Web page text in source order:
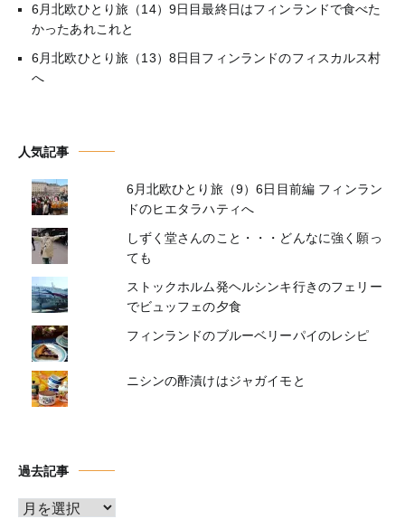
6月北欧ひとり旅（14）9日目最終日はフィンランドで食べた
かったあれこれと
6月北欧ひとり旅（13）8日目フィンランドのフィスカルス村
へ
人気記事
6月北欧ひとり旅（9）6日目前編 フィンラン
ドのヒエタラハティへ
しずく堂さんのこと・・・どんなに強く願っ
ても
ストックホルム発ヘルシンキ行きのフェリー
でビュッフェの夕食
フィンランドのブルーベリーパイのレシピ
ニシンの酢漬けはジャガイモと
過去記事
ア